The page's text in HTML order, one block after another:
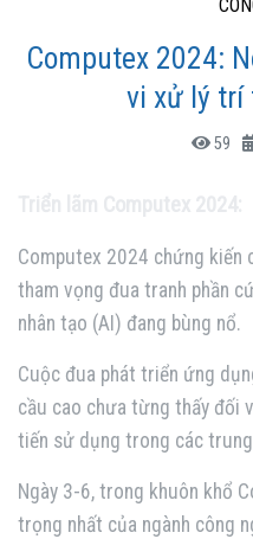
Computex 2024:
vi xử lý trí
59
Computex 2024 chứng kiến
tham vọng đua tranh phần
nhân tạo (AI) đang bùng nổ.
Cuộc đua phát triển ứng
cầu cao chưa từng thấy đối
tiến sử dụng trong các
Ngày 3-6, trong khuôn khổ
trọng nhất của ngành công